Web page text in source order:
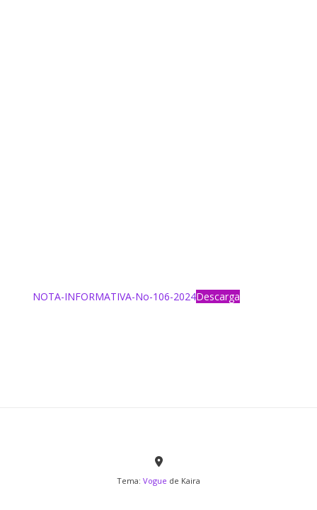
NOTA-INFORMATIVA-No-106-2024Descarga
Tema: Vogue de Kaira